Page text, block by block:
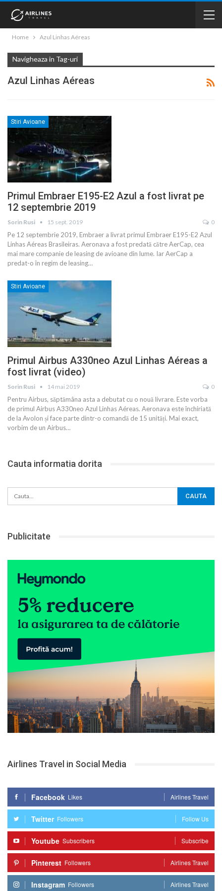
Home Azul Linhas Aéreas
Navigheaza in Tag-uri
Azul Linhas Aéreas
Stiri Avioane
Primul Embraer E195-E2 Azul a fost livrat pe
12 septembrie 2019
Sorin Rusi 15 sept. 2019 0
Pe 12 septembrie 2019, Embraer a livrat primul Embraer E195-E2 Azul
Linhas Aéreas Brasileiras. Aeronava a fost predată către AerCap, cea
mai mare companie de leasing de avioane din lume. Iar AerCap a
predat-o în regim de leasing…
Stiri Avioane
Primul Airbus A330neo Azul Linhas Aéreas a
fost livrat (video)
Sorin Rusi 14 mai 2019 0
Pentru Airbus, săptămâna asta a debutat cu o nouă livrare. Este vorba
de primul Airbus A330neo Azul Linhas Aéreas. Aeronava este închiriată
de la Avolon și face parte dintr-o comandă de 15 unități. Mai exact,
vorbim de un Airbus…
Cauta informatia dorita
Publicitate
Airlines Travel in Social Media
Facebook Likes Airlines Travel
Twitter Followers Follow Us
Youtube Subscribers Subscribe
Pinterest Followers Airlines Travel
Instagram Followers Airlines Travel